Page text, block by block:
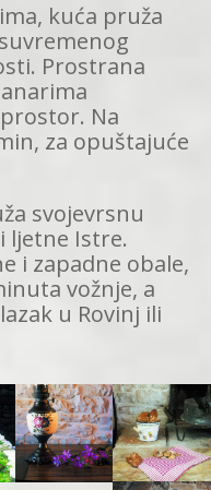
kuća pruža
Prostrana
Na
za opuštajuće
svojevrsnu
ljetne Istre.
i zapadne obale,
vožnje, a
u Rovinj ili